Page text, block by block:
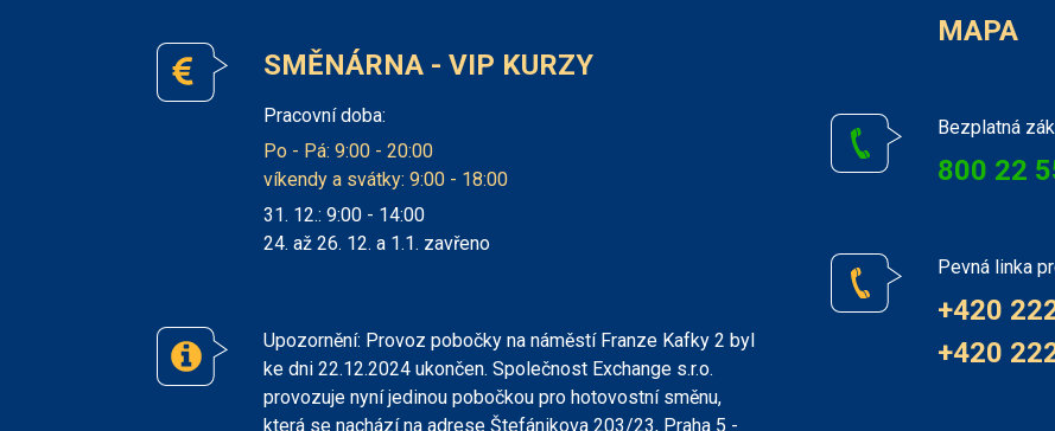
SMĚNÁRNA - VIP KURZY
Pracovní doba:
Po - Pá: 9:00 - 20:00
víkendy a svátky: 9:00 - 18:00
31. 12.: 9:00 - 14:00
24. až 26. 12. a 1.1. zavřeno
Upozornění: Provoz pobočky na náměstí Franze Kafky 2 byl
ke dni 22.12.2024 ukončen. Společnost Exchange s.r.o.
provozuje nyní jedinou pobočkou pro hotovostní směnu,
která se nachází na adrese Štefánikova 203/23, Praha 5 -
MAPA
Bezplatná
800 22
Pevná linka
+420
+420